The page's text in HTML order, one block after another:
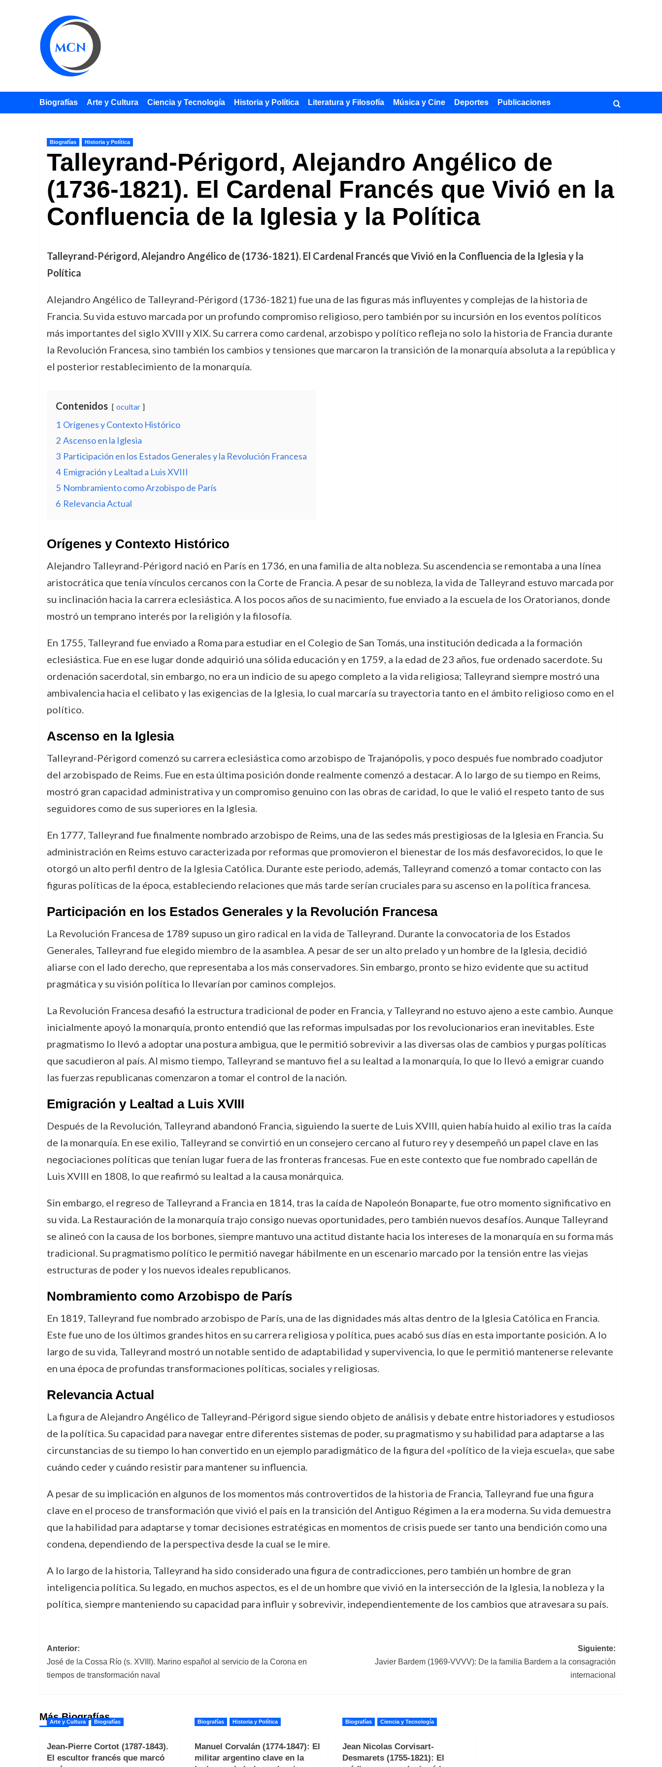
Biografías Arte y Cultura Ciencia y Tecnología Historia y Política Literatura y Filosofía Música y Cine Deportes Publicaciones
Biografías Historia y Política
Talleyrand-Périgord, Alejandro Angélico de
(1736-1821). El Cardenal Francés que Vivió en la
Confluencia de la Iglesia y la Política
Talleyrand-Périgord, Alejandro Angélico de (1736-1821). El Cardenal Francés que Vivió en la Confluencia de la Iglesia y la
Política
Alejandro Angélico de Talleyrand-Périgord (1736-1821) fue una de las figuras más influyentes y complejas de la historia de
Francia. Su vida estuvo marcada por un profundo compromiso religioso, pero también por su incursión en los eventos políticos
más importantes del siglo XVIII y XIX. Su carrera como cardenal, arzobispo y político refleja no solo la historia de Francia durante
la Revolución Francesa, sino también los cambios y tensiones que marcaron la transición de la monarquía absoluta a la república y
el posterior restablecimiento de la monarquía.
Contenidos ocultar
1 Orígenes y Contexto Histórico
2 Ascenso en la Iglesia
3 Participación en los Estados Generales y la Revolución Francesa
4 Emigración y Lealtad a Luis XVIII
5 Nombramiento como Arzobispo de París
6 Relevancia Actual
Orígenes y Contexto Histórico
Alejandro Talleyrand-Périgord nació en París en 1736, en una familia de alta nobleza. Su ascendencia se remontaba a una línea
aristocrática que tenía vínculos cercanos con la Corte de Francia. A pesar de su nobleza, la vida de Talleyrand estuvo marcada por
su inclinación hacia la carrera eclesiástica. A los pocos años de su nacimiento, fue enviado a la escuela de los Oratorianos, donde
mostró un temprano interés por la religión y la filosofía.
En 1755, Talleyrand fue enviado a Roma para estudiar en el Colegio de San Tomás, una institución dedicada a la formación
eclesiástica. Fue en ese lugar donde adquirió una sólida educación y en 1759, a la edad de 23 años, fue ordenado sacerdote. Su
ordenación sacerdotal, sin embargo, no era un indicio de su apego completo a la vida religiosa; Talleyrand siempre mostró una
ambivalencia hacia el celibato y las exigencias de la Iglesia, lo cual marcaría su trayectoria tanto en el ámbito religioso como en el
político.
Ascenso en la Iglesia
Talleyrand-Périgord comenzó su carrera eclesiástica como arzobispo de Trajanópolis, y poco después fue nombrado coadjutor
del arzobispado de Reims. Fue en esta última posición donde realmente comenzó a destacar. A lo largo de su tiempo en Reims,
mostró gran capacidad administrativa y un compromiso genuino con las obras de caridad, lo que le valió el respeto tanto de sus
seguidores como de sus superiores en la Iglesia.
En 1777, Talleyrand fue finalmente nombrado arzobispo de Reims, una de las sedes más prestigiosas de la Iglesia en Francia. Su
administración en Reims estuvo caracterizada por reformas que promovieron el bienestar de los más desfavorecidos, lo que le
otorgó un alto perfil dentro de la Iglesia Católica. Durante este periodo, además, Talleyrand comenzó a tomar contacto con las
figuras políticas de la época, estableciendo relaciones que más tarde serían cruciales para su ascenso en la política francesa.
Participación en los Estados Generales y la Revolución Francesa
La Revolución Francesa de 1789 supuso un giro radical en la vida de Talleyrand. Durante la convocatoria de los Estados
Generales, Talleyrand fue elegido miembro de la asamblea. A pesar de ser un alto prelado y un hombre de la Iglesia, decidió
aliarse con el lado derecho, que representaba a los más conservadores. Sin embargo, pronto se hizo evidente que su actitud
pragmática y su visión política lo llevarían por caminos complejos.
La Revolución Francesa desafió la estructura tradicional de poder en Francia, y Talleyrand no estuvo ajeno a este cambio. Aunque
inicialmente apoyó la monarquía, pronto entendió que las reformas impulsadas por los revolucionarios eran inevitables. Este
pragmatismo lo llevó a adoptar una postura ambigua, que le permitió sobrevivir a las diversas olas de cambios y purgas políticas
que sacudieron al país. Al mismo tiempo, Talleyrand se mantuvo fiel a su lealtad a la monarquía, lo que lo llevó a emigrar cuando
las fuerzas republicanas comenzaron a tomar el control de la nación.
Emigración y Lealtad a Luis XVIII
Después de la Revolución, Talleyrand abandonó Francia, siguiendo la suerte de Luis XVIII, quien había huido al exilio tras la caída
de la monarquía. En ese exilio, Talleyrand se convirtió en un consejero cercano al futuro rey y desempeñó un papel clave en las
negociaciones políticas que tenían lugar fuera de las fronteras francesas. Fue en este contexto que fue nombrado capellán de
Luis XVIII en 1808, lo que reafirmó su lealtad a la causa monárquica.
Sin embargo, el regreso de Talleyrand a Francia en 1814, tras la caída de Napoleón Bonaparte, fue otro momento significativo en
su vida. La Restauración de la monarquía trajo consigo nuevas oportunidades, pero también nuevos desafíos. Aunque Talleyrand
se alineó con la causa de los borbones, siempre mantuvo una actitud distante hacia los intereses de la monarquía en su forma más
tradicional. Su pragmatismo político le permitió navegar hábilmente en un escenario marcado por la tensión entre las viejas
estructuras de poder y los nuevos ideales republicanos.
Nombramiento como Arzobispo de París
En 1819, Talleyrand fue nombrado arzobispo de París, una de las dignidades más altas dentro de la Iglesia Católica en Francia.
Este fue uno de los últimos grandes hitos en su carrera religiosa y política, pues acabó sus días en esta importante posición. A lo
largo de su vida, Talleyrand mostró un notable sentido de adaptabilidad y supervivencia, lo que le permitió mantenerse relevante
en una época de profundas transformaciones políticas, sociales y religiosas.
Relevancia Actual
La figura de Alejandro Angélico de Talleyrand-Périgord sigue siendo objeto de análisis y debate entre historiadores y estudiosos
de la política. Su capacidad para navegar entre diferentes sistemas de poder, su pragmatismo y su habilidad para adaptarse a las
circunstancias de su tiempo lo han convertido en un ejemplo paradigmático de la figura del «político de la vieja escuela», que sabe
cuándo ceder y cuándo resistir para mantener su influencia.
A pesar de su implicación en algunos de los momentos más controvertidos de la historia de Francia, Talleyrand fue una figura
clave en el proceso de transformación que vivió el país en la transición del Antiguo Régimen a la era moderna. Su vida demuestra
que la habilidad para adaptarse y tomar decisiones estratégicas en momentos de crisis puede ser tanto una bendición como una
condena, dependiendo de la perspectiva desde la cual se le mire.
A lo largo de la historia, Talleyrand ha sido considerado una figura de contradicciones, pero también un hombre de gran
inteligencia política. Su legado, en muchos aspectos, es el de un hombre que vivió en la intersección de la Iglesia, la nobleza y la
política, siempre manteniendo su capacidad para influir y sobrevivir, independientemente de los cambios que atravesara su país.
Navegación
de
Anterior:
José de la Cossa Río (s. XVIII). Marino español al servicio de la Corona en
tiempos de transformación naval
Siguiente:
Javier Bardem (1969-VVVV): De la familia Bardem a la consagración
internacional
Más Biografías
Arte y Cultura Biografías
Jean-Pierre Cortot (1787-1843).
El escultor francés que marcó
Biografías Historia y Política
Manuel Corvalán (1774-1847): El
militar argentino clave en la
Biografías Ciencia y Tecnología
Jean Nicolas Corvisart-
Desmarets (1755-1821): El